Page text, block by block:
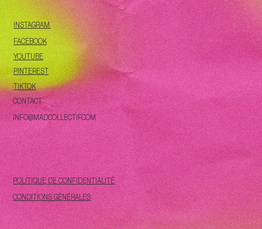
INSTAGRAM
FACEBOOK
YOUTUBE
PINTEREST
TIKTOK
CONTACT
INFO@MADCOLLECTIF.COM
POLITIQUE DE CONFIDENTIALITÉ
CONDITIONS GÉNÉRALES